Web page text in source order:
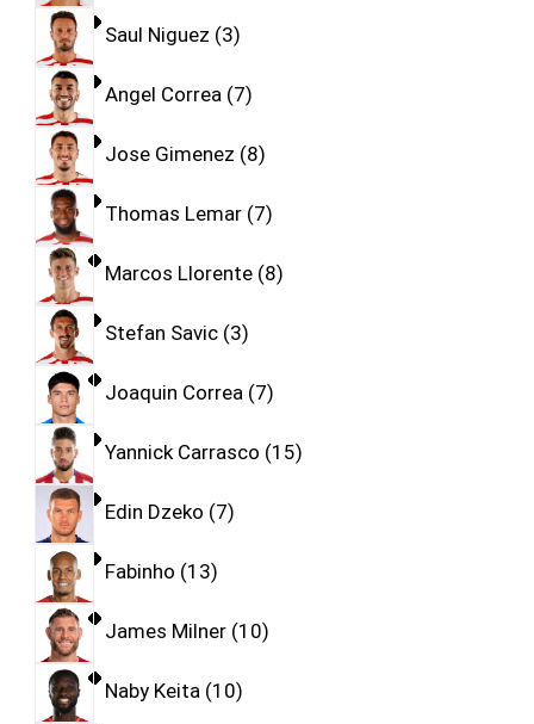
Saul Niguez 3
Angel Correa 7
Jose Gimenez 8
Thomas Lemar 7
Marcos Llorente 8
Stefan Savic 3
Joaquin Correa 7
Yannick Carrasco 15
Edin Dzeko 7
Fabinho 13
James Milner 10
Naby Keita 10